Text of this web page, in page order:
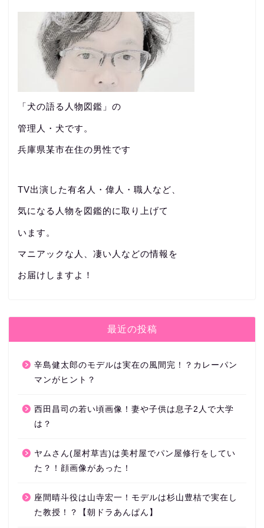
「犬の語る人物図鑑」の
管理人・犬です。
兵庫県某市在住の男性です
TV出演した有名人・偉人・職人など、
気になる人物を図鑑的に取り上げて
います。
マニアックな人、凄い人などの情報を
お届けしますよ！
最近の投稿
辛島健太郎のモデルは実在の風間完！？カレーパン
マンがヒント？
西田昌司の若い頃画像！妻や子供は息子2人で大学
は？
ヤムさん(屋村草吉)は美村屋でパン屋修行をしてい
た？！顔画像があった！
座間晴斗役は山寺宏一！モデルは杉山豊桔で実在し
た教授！？【朝ドラあんぱん】